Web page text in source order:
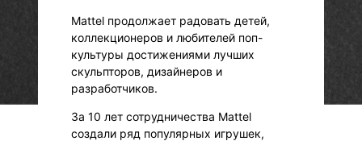
Mattel продолжает радовать детей,
коллекционеров и любителей поп-
культуры достижениями лучших
скульпторов, дизайнеров и
разработчиков.
За 10 лет сотрудничества Mattel
создали ряд популярных игрушек,